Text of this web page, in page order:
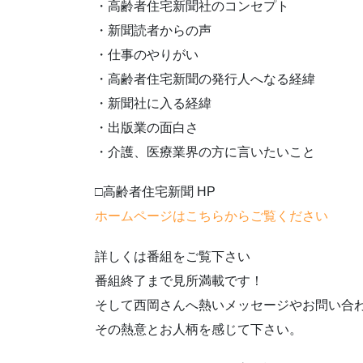
・高齢者住宅新聞社のコンセプト
・新聞読者からの声
・仕事のやりがい
・高齢者住宅新聞の発行人へなる経緯
・新聞社に入る経緯
・出版業の面白さ
・介護、医療業界の方に言いたいこと
□高齢者住宅新聞 HP
ホームページはこちらからご覧ください
詳しくは番組をご覧下さい
番組終了まで見所満載です！
そして西岡さんへ熱いメッセージやお問い合
その熱意とお人柄を感じて下さい。